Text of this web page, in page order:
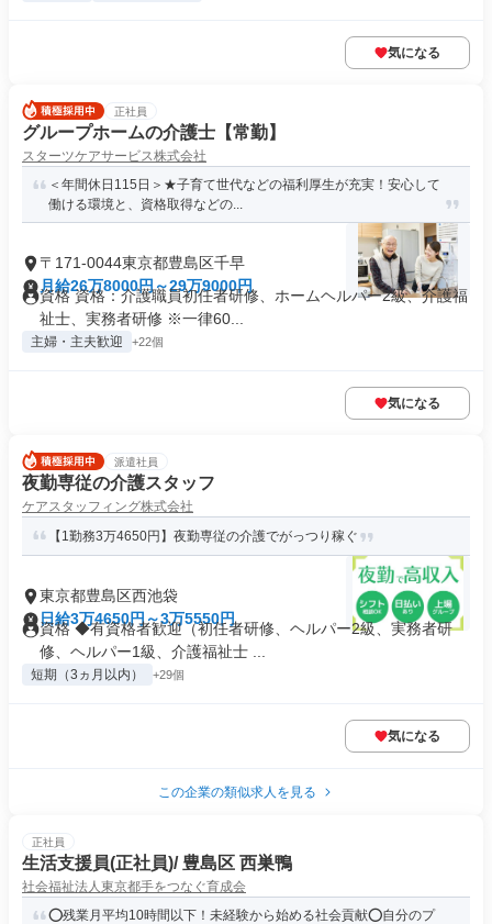
気になる
正社員
グループホームの介護士【常勤】
スターツケアサービス株式会社
＜年間休日115日＞★子育て世代などの福利厚生が充実！安心して
働ける環境と、資格取得などの...
〒171-0044東京都豊島区千早
月給26万8000円～29万9000円
資格 資格：介護職員初任者研修、ホームヘルパー2級、介護福
祉士、実務者研修 ※一律60...
主婦・主夫歓迎 +22個
気になる
派遣社員
夜勤専従の介護スタッフ
ケアスタッフィング株式会社
【1勤務3万4650円】夜勤専従の介護でがっつり稼ぐ
東京都豊島区西池袋
日給3万4650円～3万5550円
資格 ◆有資格者歓迎（初任者研修、ヘルパー2級、実務者研
修、ヘルパー1級、介護福祉士 ...
短期（3ヵ月以内） +29個
気になる
この企業の類似求人を見る
正社員
生活支援員(正社員)/ 豊島区 西巣鴨
社会福祉法人東京都手をつなぐ育成会
⭕️残業月平均10時間以下！未経験から始める社会貢献⭕️自分のプ